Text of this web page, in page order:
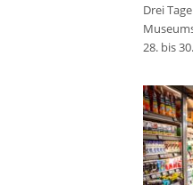
Drei
28. bis